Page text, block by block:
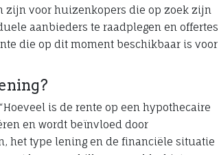
zijn voor huizenkopers die op zoek zijn
aanbieders te raadplegen en offertes
die op dit moment beschikbaar is voor
is de rente op een hypothecaire
en wordt beïnvloed door
het type lening en de financiële situatie